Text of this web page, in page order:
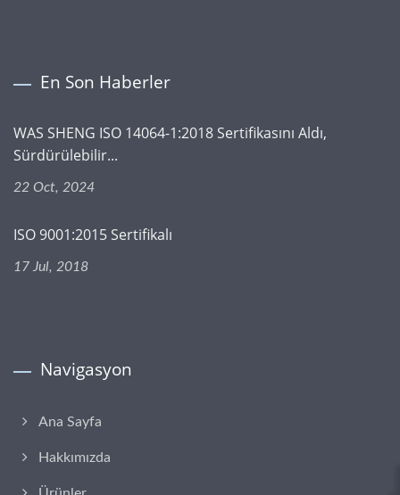
En Son Haberler
WAS SHENG ISO 14064-1:2018 Sertifikasını Aldı,
Sürdürülebilir...
22 Oct, 2024
ISO 9001:2015 Sertifikalı
17 Jul, 2018
Navigasyon
Ana Sayfa
Hakkımızda